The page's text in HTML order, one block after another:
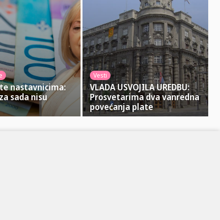
nastavnicima:
sada nisu
Vesti
VLADA USVOJILA UREDBU:
Prosvetarima dva vanredna
povećanja plate